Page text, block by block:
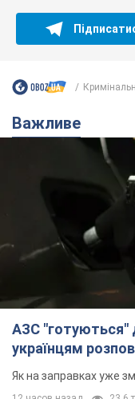
АЗС "готуються"
українцям
Як на заправках уже
12 часов назад
"Білий дім не є
суд США зупинив
бальної зали за
Трамп вже заявив, що